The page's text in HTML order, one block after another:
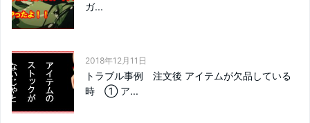
ガ...
2018年12月11日
トラブル事例 注文後 アイテムが欠品している
時 ① ア...